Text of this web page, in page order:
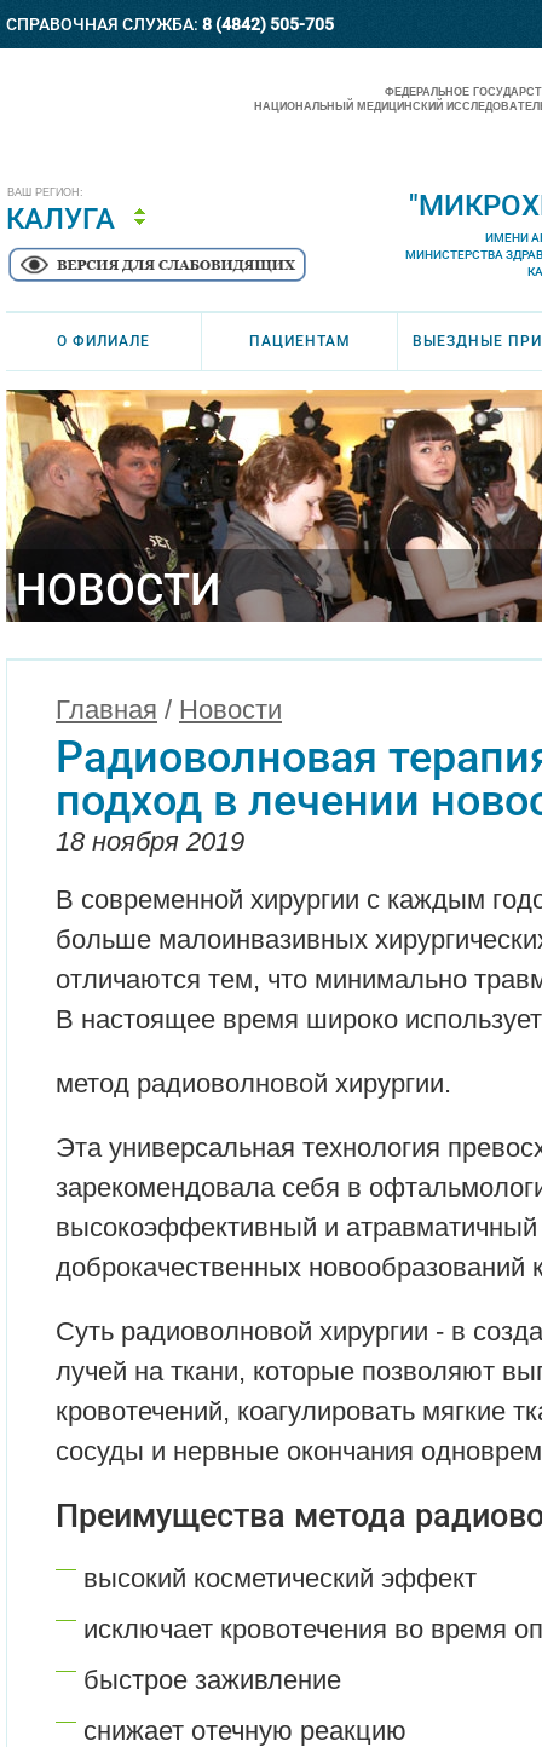
СПРАВОЧНАЯ СЛУЖБА: 8 (4842) 505-705
ВАШ РЕГИОН:
КАЛУГА
ФЕДЕРАЛЬНОЕ
НАЦИОНАЛЬНЫЙ МЕДИЦИНСКИЙ
ИМЕНИ
МИНИСТЕРСТВА
О ФИЛИАЛЕ ПАЦИЕНТАМ ВЫЕЗДНЫЕ
НОВОСТИ
Главная / Новости
Радиоволновая
подход в лечении
18 ноября 2019
В современной хирургии с каждым
больше малоинвазивных
отличаются тем, что минимально
В настоящее время широко
метод радиоволновой хирургии.
Эта универсальная технология
зарекомендовала себя в
высокоэффективный и
доброкачественных новообразований
Суть радиоволновой хирургии - в
лучей на ткани, которые позволяют
кровотечений, коагулировать мягкие
сосуды и нервные окончания
Преимущества метода
высокий косметический эффект
исключает кровотечения во время
быстрое заживление
снижает отечную реакцию